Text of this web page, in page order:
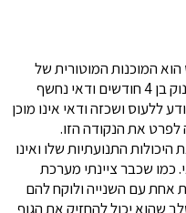
המוכנות המוטורית של
התינוק לאכול. כל מי שניסה להאכיל תינוק בן 4 חודשים ודאי נחשף
ללעוס ושכזה ודאי אינו מוכן
לפרט את הנקודה הזו.
היכולות התנועתיות שלו ואינו
כמו שכבר ציינתי מערכת
אחת עם השנייה ולוקח להם
שהוא יכול להחזיק את הגוף